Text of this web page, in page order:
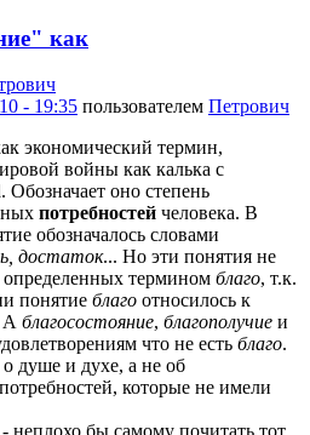
как
- 19:35 пользователем Петрович
экономический термин,
войны как калька с
Обозначает оно степень
потребностей человека. В
обозначалось словами
достаток... Но эти понятия не
определенных термином благо, т.к.
понятие благо относилось к
А благосостояние, благополучие и
что не есть благо.
душе и духе, а не об
которые не имели